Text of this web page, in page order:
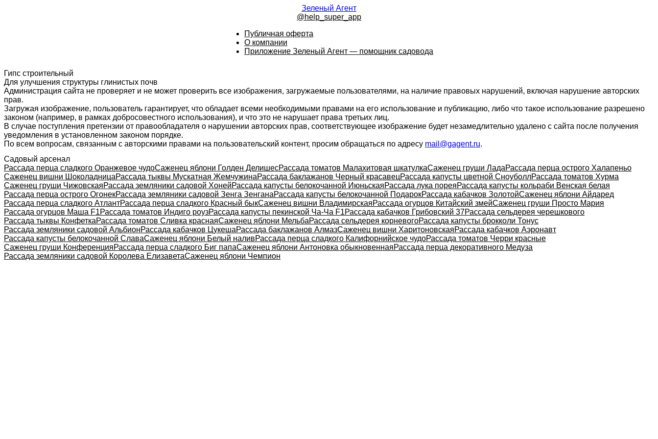
Зеленый Агент
@help_super_app
Публичная оферта
О компании
Приложение Зеленый Агент — помощник садовода
Гипс строительный
Для улучшения структуры глинистых почв
Администрация сайта не проверяет и не может проверить все изображения, загружаемые пользователями, на наличие правовых нарушений, включая нарушение авторских
прав.
Загружая изображение, пользователь гарантирует, что обладает всеми необходимыми правами на его использование и публикацию, либо что такое использование разрешено
законом (например, в рамках добросовестного использования), и что это не нарушает права третьих лиц.
В случае поступления претензии от правообладателя о нарушении авторских прав, соответствующее изображение будет незамедлительно удалено с сайта после получения
уведомления в установленном законом порядке.
По всем вопросам, связанным с авторскими правами на пользовательский контент, просим обращаться по адресу mail@gagent.ru.
Садовый арсенал
Рассада перца сладкого Оранжевое чудоСаженец яблони Голден ДелишесРассада томатов Малахитовая шкатулкаСаженец груши ЛадаРассада перца острого Халапеньо
Саженец вишни ШоколадницаРассада тыквы Мускатная ЖемчужинаРассада баклажанов Черный красавецРассада капусты цветной СноуболлРассада томатов Хурма
Саженец груши ЧижовскаяРассада земляники садовой ХонейРассада капусты белокочанной ИюньскаяРассада лука пореяРассада капусты кольраби Венская белая
Рассада перца острого ОгонекРассада земляники садовой Зенга ЗенганаРассада капусты белокочанной ПодарокРассада кабачков ЗолотойСаженец яблони Айдаред
Рассада перца сладкого АтлантРассада перца сладкого Красный быкСаженец вишни ВладимирскаяРассада огурцов Китайский змейСаженец груши Просто Мария
Рассада огурцов Маша F1Рассада томатов Индиго роузРассада капусты пекинской Ча-Ча F1Рассада кабачков Грибовский 37Рассада сельдерея черешкового
Рассада тыквы КонфеткаРассада томатов Сливка краснаяСаженец яблони МельбаРассада сельдерея корневогоРассада капусты брокколи Тонус
Рассада земляники садовой АльбионРассада кабачков ЦукешаРассада баклажанов АлмазСаженец вишни ХаритоновскаяРассада кабачков Аэронавт
Рассада капусты белокочанной СлаваСаженец яблони Белый наливРассада перца сладкого Калифорнийское чудоРассада томатов Черри красные
Саженец груши КонференцияРассада перца сладкого Биг папаСаженец яблони Антоновка обыкновеннаяРассада перца декоративного Медуза
Рассада земляники садовой Королева ЕлизаветаСаженец яблони Чемпион